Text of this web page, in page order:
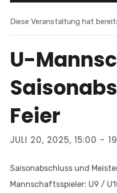
Diese Veranstaltung hat
U-
Feier
JULI 20, 2025, 15:00 -
Saisonabschluss und
Mannschaftsspieler: U9 /